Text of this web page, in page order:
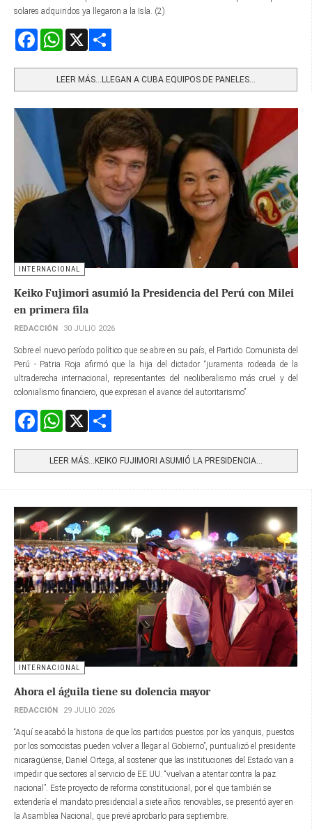
solares adquiridos ya llegaron a la Isla. (2)
FacebookWhatsApp
LEER MÁS…LLEGAN A CUBA EQUIPOS DE PANELES...
INTERNACIONAL
Keiko Fujimori asumió la Presidencia del Perú con Milei
en primera fila
REDACCIÓN 30 JULIO 2026
Sobre el nuevo período político que se abre en su país, el Partido Comunista del
Perú - Patria Roja afirmó que la hija del dictador “juramenta rodeada de la
ultraderecha internacional, representantes del neoliberalismo más cruel y del
colonialismo financiero, que expresan el avance del autoritarismo”.
FacebookWhatsApp
LEER MÁS…KEIKO FUJIMORI ASUMIÓ LA PRESIDENCIA...
INTERNACIONAL
Ahora el águila tiene su dolencia mayor
REDACCIÓN 29 JULIO 2026
“Aquí se acabó la historia de que los partidos puestos por los yanquis, puestos
por los somocistas pueden volver a llegar al Gobierno”, puntualizó el presidente
nicaragüense, Daniel Ortega, al sostener que las instituciones del Estado van a
impedir que sectores al servicio de EE.UU. “vuelvan a atentar contra la paz
nacional”. Este proyecto de reforma constitucional, por el que también se
extendería el mandato presidencial a siete años renovables, se presentó ayer en
la Asamblea Nacional, que prevé aprobarlo para septiembre.